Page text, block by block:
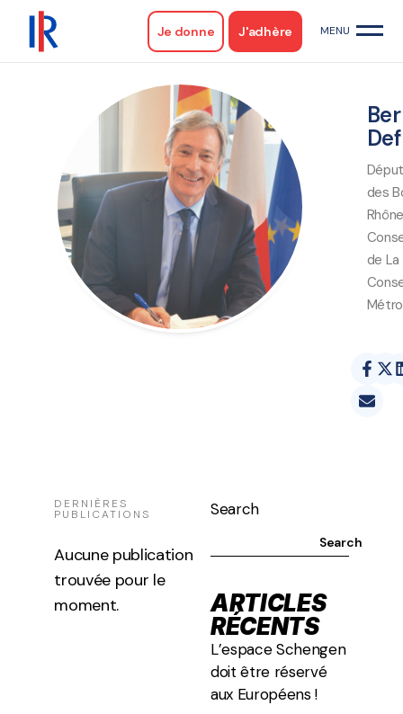
Je donne J'adhère
des
Rhône
de
DERNIÈRES
PUBLICATIONS Search
Search
ARTICLES
RÉCENTS
L’espace Schengen
doit être réservé
aux Européens !